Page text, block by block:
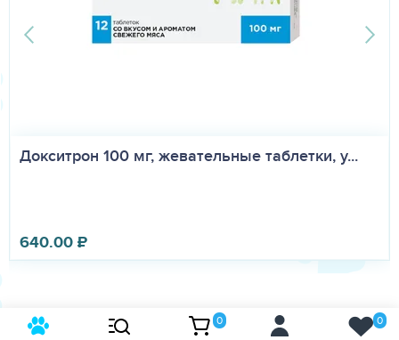
Докситрон 100 мг, жевательные таблетки, у...
640.00₽
0 0